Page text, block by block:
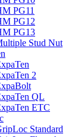
PG11
PG12
PG13
Stud Nut
2
QL
ETC
Standard